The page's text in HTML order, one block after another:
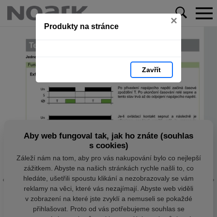
Produkty na stránce ×
Zavřít
Aby web fungoval tak, jak ho znáte (souhlas
s cookies)
Záleží nám na tom, aby pro vás nakupování bylo co nejlepší
zážitkem. Abyste na našich stránkách rychle našli to, co
hledáte, ušetřili spoustu klikání a nezobrazovaly se vám
reklamy na věci, které vás nezajímají. Abyste web viděli
v zobrazení na které jste zvyklí a nemuseli se pokaždé
přihlašovat. Proto od vás potřebujeme souhlas se